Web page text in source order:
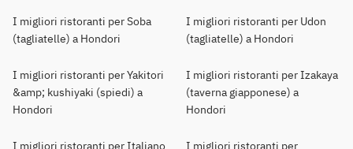
I migliori ristoranti per Soba
(tagliatelle) a Hondori
I migliori ristoranti per Udon
(tagliatelle) a Hondori
I migliori ristoranti per Yakitori
&amp; kushiyaki (spiedi) a
Hondori
I migliori ristoranti per Izakaya
(taverna giapponese) a
Hondori
I migliori ristoranti per Italiano
I migliori ristoranti per